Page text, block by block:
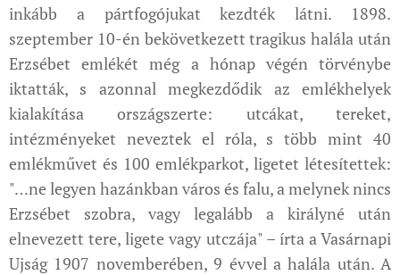
inkább a pártfogójukat kezdték látni. 1898.
szeptember 10-én bekövetkezett tragikus halála után
Erzsébet emlékét még a hónap végén törvénybe
iktatták, s azonnal megkezdődik az emlékhelyek
kialakítása országszerte: utcákat, tereket,
intézményeket neveztek el róla, s több mint 40
emlékművet és 100 emlékparkot, ligetet létesítettek:
"…ne legyen hazánkban város és falu, a melynek nincs
Erzsébet szobra, vagy legalább a királyné után
elnevezett tere, ligete vagy utczája" – írta a Vasárnapi
Ujság 1907 novemberében, 9 évvel a halála után. A